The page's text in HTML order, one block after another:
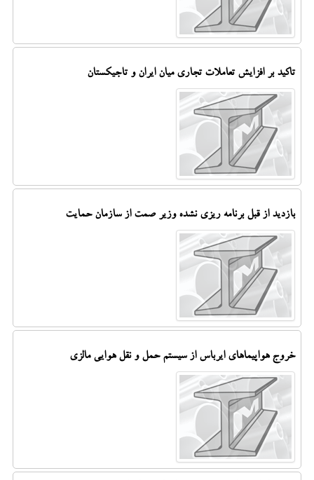
تاکید بر افزایش تعاملات تجاری میان ایران و تاجیکستان
بازدید از قبل برنامه ریزی نشده وزیر صمت از سازمان حمایت
خروج هواپیماهای ایرباس از سیستم حمل و نقل هوایی مالزی